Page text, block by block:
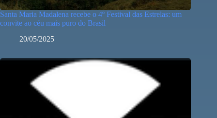
Santa Maria Madalena recebe o 4º Festival das Estrelas: um
convite ao céu mais puro do Brasil
20/05/2025